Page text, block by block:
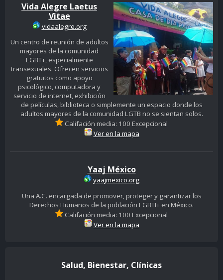
Vida Alegre Laetus
Vitae
vidaalegre.org
Un centro de reunión de adultos
mayores de la comunidad
LGBT+, especialmente
transexuales. Ofrecen servicios
gratuitos como apoyo
psicológico, computadora y
servicio de internet, exhibición
de películas, biblioteca o simplemente un espacio donde los
adultos mayores de la comunidad LGTB no se sientan solos.
Califación media: 100 Excepcional
Ver en la mapa
Yaaj México
yaajmexico.org
Una A.C. encargada de promover, proteger y garantizar los
Derechos Humanos de la población LGBTI+ en México.
Califación media: 100 Excepcional
Ver en la mapa
Salud, Bienestar, Clínicas